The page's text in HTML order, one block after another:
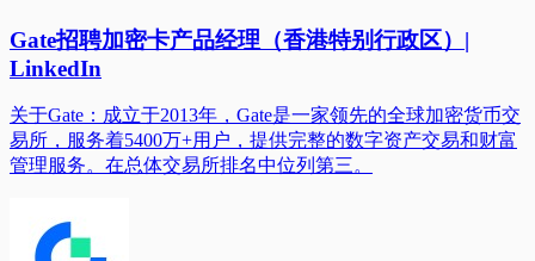
Gate招聘加密卡产品经理（香港特别行政区）|
LinkedIn
关于Gate：成立于2013年，Gate是一家领先的全球加密货币交
易所，服务着5400万+用户，提供完整的数字资产交易和财富
管理服务。在总体交易所排名中位列第三。